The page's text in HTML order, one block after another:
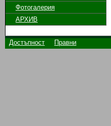
Фотогалерия
АРХИВ
Достъпност Правни